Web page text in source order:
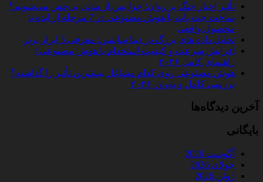
تأثیر اخبار جنگ بر روان؛ چرا پس از مدتی بی‌حس می‌شویم؟
ساخت چت‌ بات با هوش مصنوعی در 7 مرحله از ایده تا
محصول واقعی
تحلیل داده‌ های بزرگ در دیتا ساینس: معرفی 5 ابزار برتر
افزایش سرعت و کیفیت استخدام با هوش مصنوعی |
راهنمای کامل ۲۰۲۶
هوش مصنوعی روی کدام مشاغل بیشترین تأثیر را گذاشته؟
بررسی کامل و به‌روز ۲۰۲۶
آخرین دیدگاه‌ها
بایگانی
آگوست 2026
جولای 2026
ژوئن 2026